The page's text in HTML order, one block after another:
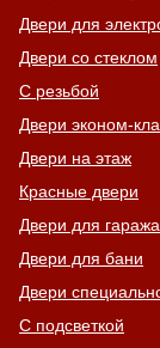
Двери для
Двери со стеклом
С резьбой
Двери эконом-
Двери на этаж
Красные двери
Двери для гаража
Двери для бани
Двери
С подсветкой